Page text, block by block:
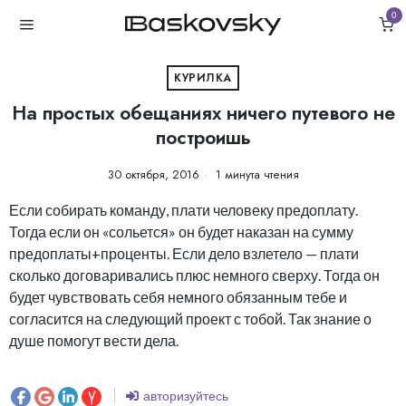
0
КУРИЛКА
На простых обещаниях ничего путевого не
построишь
30 октября, 2016 1 минута чтения
Если собирать команду, плати человеку предоплату.
Тогда если он «сольется» он будет наказан на сумму
предоплаты+проценты. Если дело взлетело — плати
сколько договаривались плюс немного сверху. Тогда он
будет чувствовать себя немного обязанным тебе и
согласится на следующий проект с тобой. Так знание о
душе помогут вести дела.
авторизуйтесь